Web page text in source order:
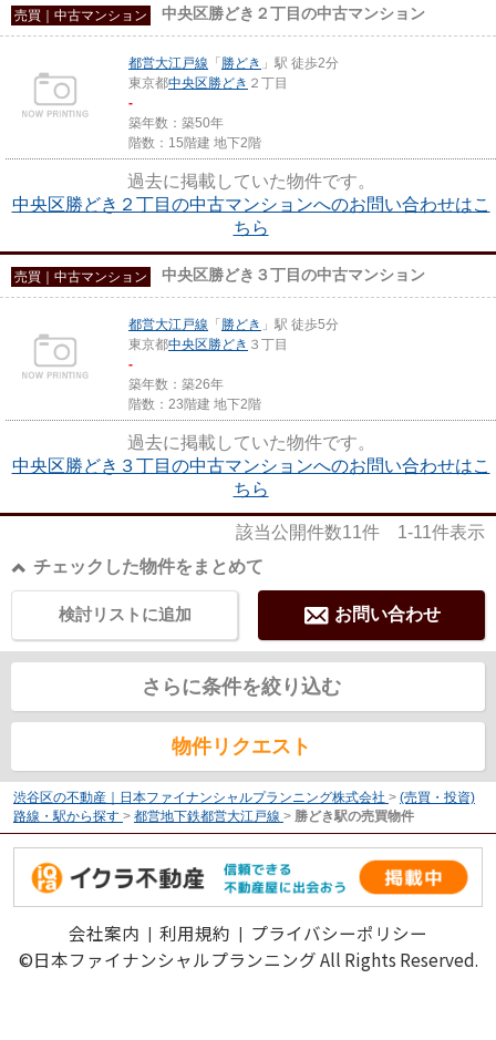
売買｜中古マンション 中央区勝どき２丁目の中古マンション
都営大江戸線 「勝どき 」駅 徒歩2分
東京都中央区勝どき ２丁目
-
築年数：築50年
階数：15階建 地下2階
過去に掲載していた物件です。
中央区勝どき２丁目の中古マンションへのお問い合わせはこ
ちら
売買｜中古マンション 中央区勝どき３丁目の中古マンション
都営大江戸線 「勝どき 」駅 徒歩5分
東京都中央区勝どき ３丁目
-
築年数：築26年
階数：23階建 地下2階
過去に掲載していた物件です。
中央区勝どき３丁目の中古マンションへのお問い合わせはこ
ちら
該当公開件数11件 1-11件表示
チェックした物件をまとめて
お問い合わせ
検討リストに追加
さらに条件を絞り込む
物件リクエスト
渋谷区の不動産｜日本ファイナンシャルプランニング株式会社 > (売買・投資)
路線・駅から探す > 都営地下鉄都営大江戸線 > 勝どき駅の売買物件
会社案内 利用規約
プライバシーポリシー
©日本ファイナンシャルプランニング All Rights Reserved.